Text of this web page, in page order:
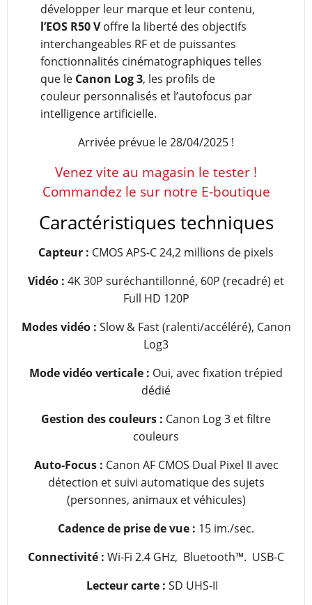
développer leur marque et leur contenu,
l’EOS R50 Voffre la liberté des objectifs
interchangeables RF et de puissantes
fonctionnalités cinématographiques telles
que le Canon Log 3, les profils de
couleur personnalisés et l’autofocus par
intelligence artificielle.
Arrivée prévue le 28/04/2025 !
Venez vite au magasin le tester !
Commandez le sur notre E-boutique
Caractéristiques techniques
Capteur : CMOS APS-C 24,2 millions de pixels
Vidéo : 4K 30P suréchantillonné, 60P (recadré) et
Full HD 120P
Modes vidéo : Slow & Fast (ralenti/accéléré), Canon
Log3
Mode vidéo verticale : Oui, avec fixation trépied
dédié
Gestion des couleurs : Canon Log 3 et filtre
couleurs
Auto-Focus : Canon AF CMOS Dual Pixel II avec
détection et suivi automatique des sujets
(personnes, animaux et véhicules)
Cadence de prise de vue : 15 im./sec.
Connectivité : Wi-Fi 2.4 GHz, Bluetooth™. USB-C
Lecteur carte : SD UHS-II